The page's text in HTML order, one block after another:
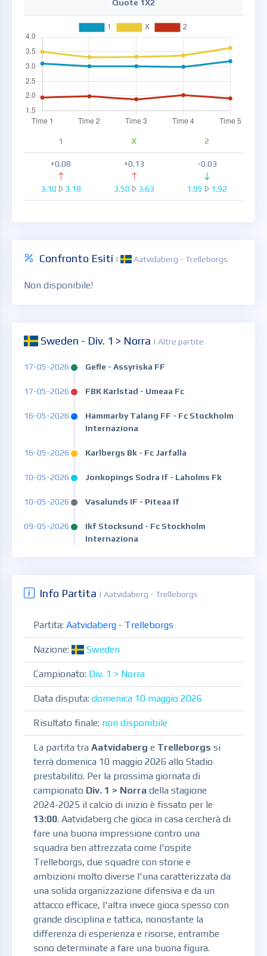
Quote 1X2
1 X 2
+0.08
3.10 3.18
+0.13
3.50 3.63
-0.03
1.95 1.92
Confronto Esiti | Aatvidaberg - Trelleborgs
Non disponibile!
Sweden - Div. 1 > Norra | Altre partite
17-05-2026 Gefle - Assyriska FF
17-05-2026 FBK Karlstad - Umeaa Fc
16-05-2026
Hammarby Talang FF - Fc Stockholm
Internaziona
16-05-2026 Karlbergs Bk - Fc Jarfalla
10-05-2026 Jonkopings Sodra If - Laholms Fk
10-05-2026 Vasalunds IF - Piteaa If
09-05-2026
Ikf Stocksund - Fc Stockholm
Internaziona
Info Partita | Aatvidaberg - Trelleborgs
Partita: Aatvidaberg - Trelleborgs
Nazione: Sweden
Campionato: Div. 1 > Norra
Data disputa: domenica 10 maggio 2026
Risultato finale: non disponibile
La partita tra Aatvidaberg e Trelleborgs si
terrà domenica 10 maggio 2026 allo Stadio
prestabilito. Per la prossima giornata di
campionato Div. 1 > Norra della stagione
2024-2025 il calcio di inizio è fissato per le
13:00. Aatvidaberg che gioca in casa cercherà di
fare una buona impressione contro una
squadra ben attrezzata come l'ospite
Trelleborgs, due squadre con storie e
ambizioni molto diverse l'una caratterizzata da
una solida organizzazione difensiva e da un
attacco efficace, l'altra invece gioca spesso con
grande disciplina e tattica, nonostante la
differenza di esperienza e risorse, entrambe
sono determinate a fare una buona figura.